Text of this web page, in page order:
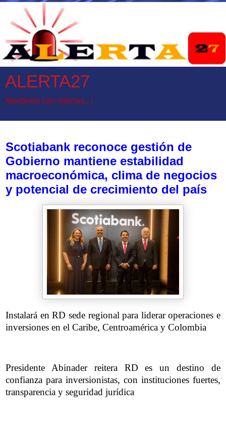
ALERTA27
Alertando con noticias...!
Scotiabank reconoce gestión de
Gobierno mantiene estabilidad
macroeconómica, clima de negocios
y potencial de crecimiento del país
Instalará en RD sede regional para liderar operaciones e
inversiones en el Caribe, Centroamérica y Colombia
Presidente Abinader reitera RD es un destino de
confianza para inversionistas, con instituciones fuertes,
transparencia y seguridad jurídica